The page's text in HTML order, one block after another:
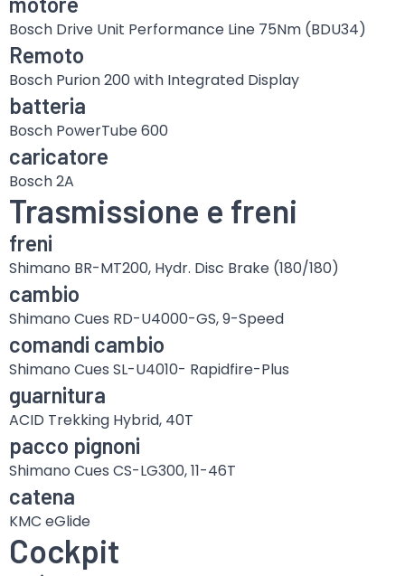
Bosch Drive Unit Performance Line 75Nm (BDU34)
Remoto
Bosch Purion 200 with Integrated Display
batteria
Bosch PowerTube 600
caricatore
Bosch 2A
Trasmissione e freni
freni
Shimano BR-MT200, Hydr. Disc Brake (180/180)
cambio
Shimano Cues RD-U4000-GS, 9-Speed
comandi cambio
Shimano Cues SL-U4010- Rapidfire-Plus
guarnitura
ACID Trekking Hybrid, 40T
pacco pignoni
Shimano Cues CS-LG300, 11-46T
catena
KMC eGlide
Cockpit